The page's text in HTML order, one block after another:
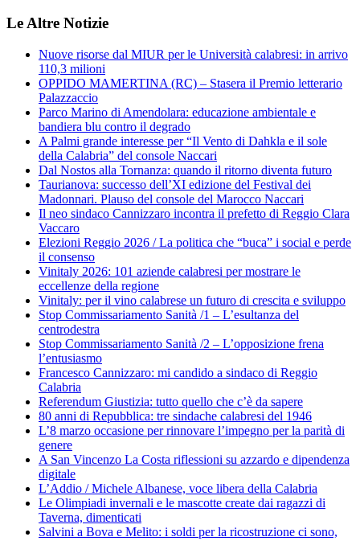
Le Altre Notizie
Nuove risorse dal MIUR per le Università calabresi: in arrivo
110,3 milioni
OPPIDO MAMERTINA (RC) – Stasera il Premio letterario
Palazzaccio
Parco Marino di Amendolara: educazione ambientale e
bandiera blu contro il degrado
A Palmi grande interesse per “Il Vento di Dahkla e il sole
della Calabria” del console Naccari
Dal Nostos alla Tornanza: quando il ritorno diventa futuro
Taurianova: successo dell’XI edizione del Festival dei
Madonnari. Plauso del console del Marocco Naccari
Il neo sindaco Cannizzaro incontra il prefetto di Reggio Clara
Vaccaro
Elezioni Reggio 2026 / La politica che “buca” i social e perde
il consenso
Vinitaly 2026: 101 aziende calabresi per mostrare le
eccellenze della regione
Vinitaly: per il vino calabrese un futuro di crescita e sviluppo
Stop Commissariamento Sanità /1 – L’esultanza del
centrodestra
Stop Commissariamento Sanità /2 – L’opposizione frena
l’entusiasmo
Francesco Cannizzaro: mi candido a sindaco di Reggio
Calabria
Referendum Giustizia: tutto quello che c’è da sapere
80 anni di Repubblica: tre sindache calabresi del 1946
L’8 marzo occasione per rinnovare l’impegno per la parità di
genere
A San Vincenzo La Costa riflessioni su azzardo e dipendenza
digitale
L’Addio / Michele Albanese, voce libera della Calabria
Le Olimpiadi invernali e le mascotte create dai ragazzi di
Taverna, dimenticati
Salvini a Bova e Melito: i soldi per la ricostruzione ci sono,